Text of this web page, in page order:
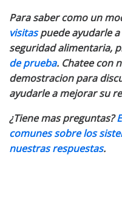
Para saber como un
visitaspuede ayudarle
seguridad alimentaria,
de prueba. Chatee con
demostracion para
ayudarle a mejorar su
¿Tiene mas preguntas?
comunes sobre los
nuestras respuestas.